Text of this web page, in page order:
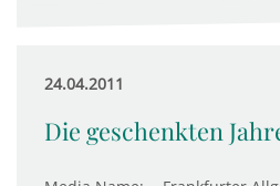
24.04.2011
Die geschenkten